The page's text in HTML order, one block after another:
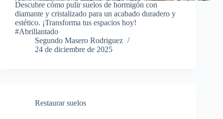
Descubre cómo pulir suelos de hormigón con
diamante y cristalizado para un acabado duradero y
estético. ¡Transforma tus espacios hoy!
#Abrillantado
Segundo Masero Rodriguez
24 de diciembre de 2025
Restaurar suelos